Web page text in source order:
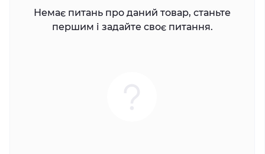
Немає питань про даний товар, станьте
першим і задайте своє питання.